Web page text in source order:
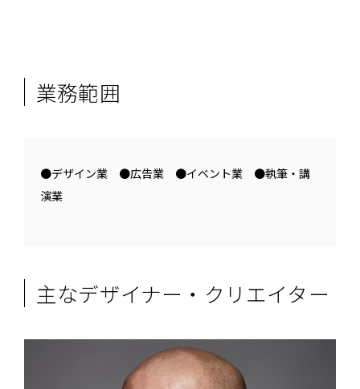
業務範囲
●デザイン業 ●広告業 ●イベント業 ●執筆・講
演業
主なデザイナー・クリエイター